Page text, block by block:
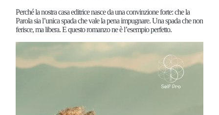
Perché la nostra casa editrice nasce da una convinzione forte: che la
Parola sia l’unica spada che vale la pena impugnare. Una spada che non
ferisce, ma libera. E questo romanzo ne è l’esempio perfetto.